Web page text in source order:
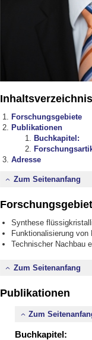
Inhaltsverzeichnis
Forschungsgebiete
Publikationen
Buchkapitel:
Adresse
Zum Seitenanfang
Synthese
Funktionalisierung
Technischer Nachbau
Zum Seitenanfang
Publikationen
Zum
Buchkapitel: